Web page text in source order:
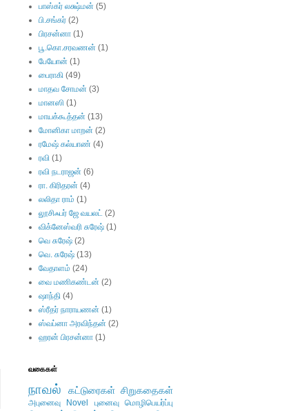
பாஸ்கர் லக்ஷ்மன் (5)
பி.சங்கர் (2)
பிரசன்னா (1)
பூ.கொ.சரவணன் (1)
பேயோன் (1)
பைராகி (49)
மாதவ சோமன் (3)
மானஸி (1)
மாயக்கூத்தன் (13)
மோனிகா மாறன் (2)
ரமேஷ் கல்யாண் (4)
ரவி (1)
ரவி நடராஜன் (6)
ரா. கிரிதரன் (4)
லலிதா ராம் (1)
லூசிஃபர் ஜே வயலட் (2)
விக்னேஸ்வரி சுரேஷ் (1)
வெ சுரேஷ் (2)
வெ. சுரேஷ் (13)
வேதாளம் (24)
வை மணிகண்டன் (2)
ஷாந்தி (4)
ஸ்ரீதர் நாராயணன் (1)
ஸ்வப்னா அரவிந்தன் (2)
ஹரன் பிரசன்னா (1)
வகைகள்
நாவல் கட்டுரைகள் சிறுகதைகள்
அபுனைவு Novel புனைவு மொழிபெயர்ப்பு